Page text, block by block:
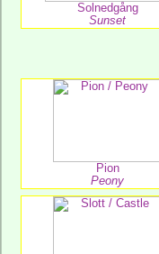
Solnedgång
Sunset
Pion
Peony